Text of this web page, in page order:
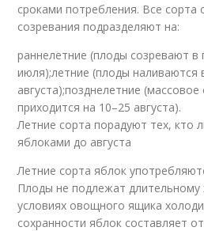
сроками потребления. Все сорта
созревания подразделяют на:
раннелетние (плоды созревают в
июля);летние (плоды наливаются
августа);позднелетние
приходится на 10–25 августа).
Летние сорта порадуют тех, кто
яблоками до августа
Летние сорта яблок
Плоды не подлежат длительному
условиях овощного ящика
сохранности яблок составляет